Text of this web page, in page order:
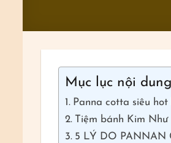
Mục lục nội dung
Panna cotta siêu
Tiệm bánh Kim
5 LÝ DO PANNAN